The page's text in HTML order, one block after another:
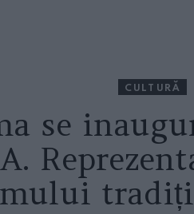
CULTURĂ
se